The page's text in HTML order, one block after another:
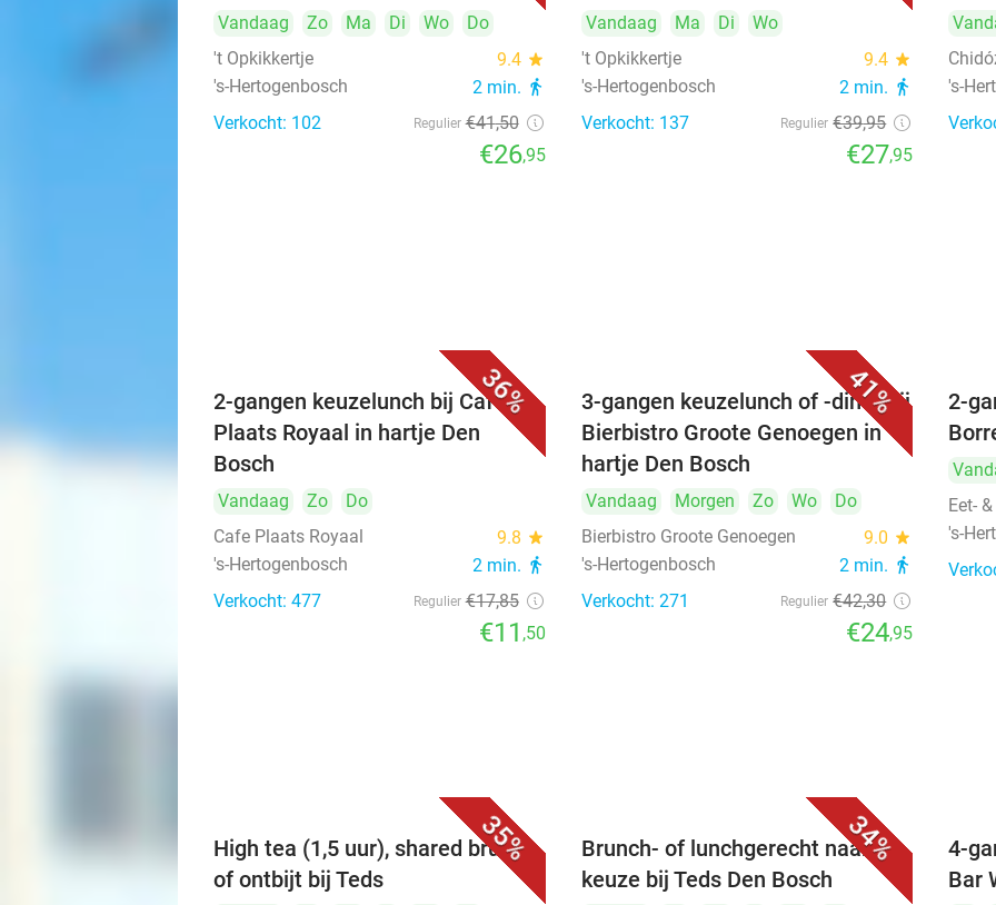
Vandaag Zo Ma Di Wo
Do
't Opkikkertje
9.4 star
's-Hertogenbosch 2 min. directions_walk
Verkocht: 102 Regulier €41,50
€26,95
Vandaag Ma Di
Wo
't Opkikkertje
9.4 star
's-Hertogenbosch 2 min. directions_walk
Verkocht: 137 Regulier €39,95
€27,95
's-
36%
2-gangen keuzelunch bij Café
Plaats Royaal in hartje Den
Bosch
Vandaag Zo
Do
Cafe Plaats Royaal
9.8 star
's-Hertogenbosch 2 min. directions_walk
Verkocht: 477 Regulier €17,85
€11 ,50
41%
3-gangen keuzelunch of -diner bij
Bierbistro Groote Genoegen in
hartje Den Bosch
Vandaag Morgen Zo Wo
Do
Bierbistro Groote Genoegen
9.0 star
's-Hertogenbosch 2 min. directions_walk
Verkocht: 271 Regulier €42,30
€24,95
2-
Eet-
's-
35%
High tea (1,5 uur), shared brunch
of ontbijt bij Teds
34%
Brunch- of lunchgerecht naar
keuze bij Teds Den Bosch
4-
Bar